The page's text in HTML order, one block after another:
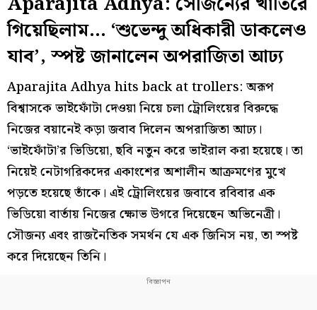
গিয়েছিলাম… ‘শুভেন্দু অধিকারী ডাকলেও
যাব’, স্পষ্ট জানালেন অপরাজিতা আঢ্য
Aparajita Adhya hits back at trollers: অরূপ
বিশ্বাসকে ভাইফোঁটা দেওয়া নিয়ে চলা ট্রোলিংয়ের বিরুদ্ধে
নিজের বয়ানেই কড়া জবাব দিলেন অপরাজিতা আঢ্য।
‘ভাইফোঁটা’র ভিডিয়ো, ছবি নতুন করে ভাইরাল করা হয়েছে। তা
নিয়েই নেটাগরিকদের একাংশের অশালীন আক্রমণের মুখে
পড়তে হয়েছে তাঁকে। এই ট্রোলিংয়ের জবাবে রবিবার এক
ভিডিয়ো বার্তায় নিজের ক্ষোভ উগরে দিয়েছেন অভিনেত্রী।
সৌজন্য এবং রাজনৈতিক সমর্থন যে এক জিনিস নয়, তা স্পষ্ট
করে দিয়েছেন তিনি।